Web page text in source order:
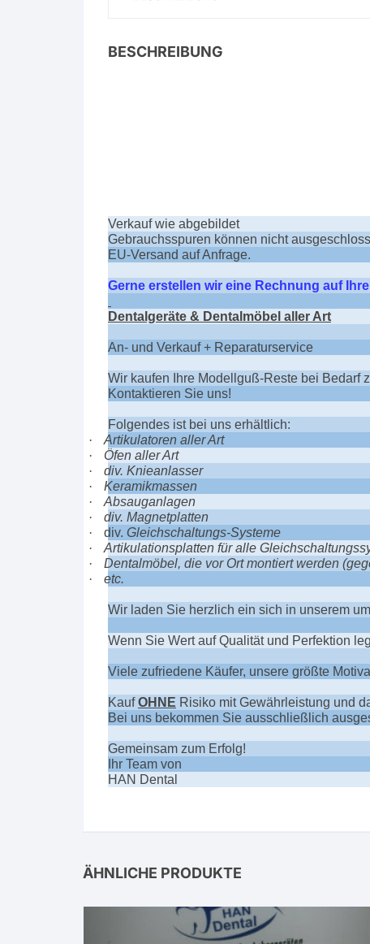
BESCHREIBUNG
Verkauf wie abgebildet
Gebrauchsspuren können nicht
EU-Versand auf Anfrage.
Gerne erstellen wir eine Rechnung auf
Dentalgeräte & Dentalmöbel aller Art
An- und Verkauf + Reparaturservice
Wir kaufen Ihre Modellguß-Reste bei Bedarf
Kontaktieren Sie uns!
Folgendes ist bei uns erhältlich:
·
Artikulatoren aller Art
·
Öfen aller Art
·
div. Knieanlasser
·
Keramikmassen
·
Absauganlagen
·
div. Magnetplatten
·
div. Gleichschaltungs-Systeme
·
Artikulationsplatten für alle
·
Dentalmöbel, die vor Ort montiert werden
·
etc.
Wir laden Sie herzlich ein sich in unserem
Wenn Sie Wert auf Qualität und Perfektion
Viele zufriedene Käufer, unsere größte
KaufOHNE Risiko mit Gewährleistung und
Bei uns bekommen Sie ausschließlich
Gemeinsam zum Erfolg!
Ihr Team von
HAN Dental
ÄHNLICHE PRODUKTE